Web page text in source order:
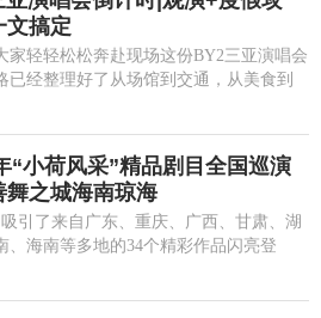
文搞定
家轻轻松松奔赴现场这份BY2三亚演唱会
已经整理好了从场馆到交通，从美食到
“小荷风采”精品剧目全国巡演
舞之城海南琼海
引了来自广东、重庆、广西、甘肃、湖
、海南等多地的34个精彩作品闪亮登